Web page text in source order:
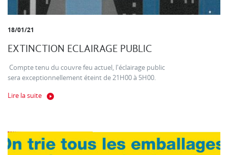
18/01/21
EXTINCTION ECLAIRAGE PUBLIC
Compte tenu du couvre feu actuel, l'éclairage public
sera exceptionnellement éteint de 21H00 à 5H00.
Lire la suite